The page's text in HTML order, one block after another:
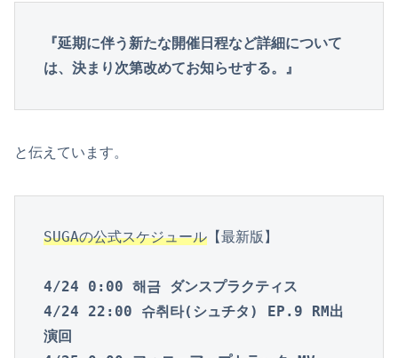
『延期に伴う新たな開催日程など詳細について
は、決まり次第改めてお知らせする。』
と伝えています。
SUGAの公式スケジュール 【最新版】
4/24 0:00 해금 ダンスプラクティス
4/24 22:00 슈취타(シュチタ) EP.9 RM出
演回